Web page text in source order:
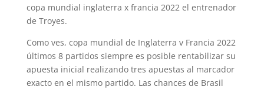
copa mundial inglaterra x francia 2022 el entrenador
de Troyes.
Como ves, copa mundial de Inglaterra v Francia 2022
últimos 8 partidos siempre es posible rentabilizar su
apuesta inicial realizando tres apuestas al marcador
exacto en el mismo partido. Las chances de Brasil